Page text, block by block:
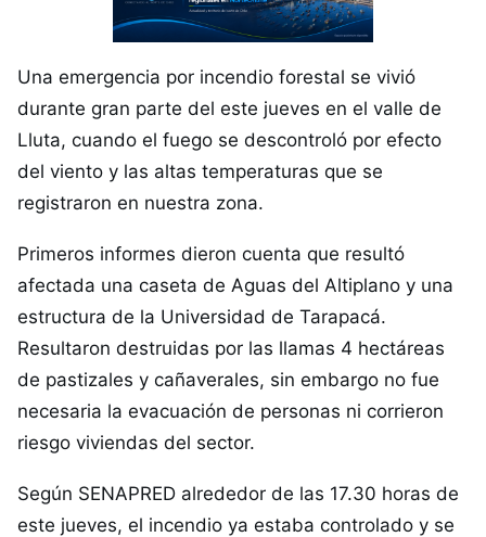
Una emergencia por incendio forestal se vivió
durante gran parte del este jueves en el valle de
Lluta, cuando el fuego se descontroló por efecto
del viento y las altas temperaturas que se
registraron en nuestra zona.
Primeros informes dieron cuenta que resultó
afectada una caseta de Aguas del Altiplano y una
estructura de la Universidad de Tarapacá.
Resultaron destruidas por las llamas 4 hectáreas
de pastizales y cañaverales, sin embargo no fue
necesaria la evacuación de personas ni corrieron
riesgo viviendas del sector.
Según SENAPRED alrededor de las 17.30 horas de
este jueves, el incendio ya estaba controlado y se